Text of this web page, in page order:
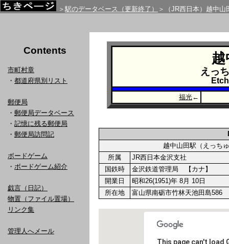
＞ 駅のデータベース（更新終了） ＞（JR西日本）越中山
Contents
市町村章
・ 都道府県別リスト
郵便局
・ 郵便局データベース
・ 記憶に残る郵便局
・ 郵便局訪問記
ボードゲーム
・ ボードゲーム紹介
戯言（日記）
物置（ファイル置場）
リンク集
管理人へメール
越
えっ
福光←
越中山田駅（えっ
所属
JR西日本金沢支社
国鉄時
金沢鉄道管理局 【カナ】
開業日
昭和26(1951)年 8月 10日
所在地
富山県南砺市竹林天池田島586